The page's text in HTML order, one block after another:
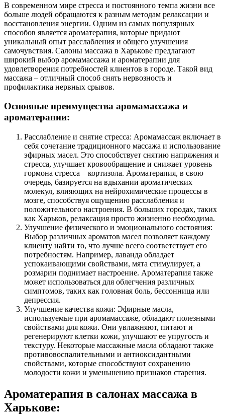
В современном мире стресса и постоянного темпа жизни все
больше людей обращаются к разным методам релаксации и
восстановления энергии. Одним из самых популярных
способов является ароматерапия, которые придают
уникальный опыт расслабления и общего улучшения
самочувствия. Салоны массажа в Харькове предлагают
широкий выбор аромамассажа и ароматерапии для
удовлетворения потребностей клиентов в городе. Такой вид
массажа – отличный способ снять нервозность и
профилактика нервных срывов.
Основные преимущества аромамассажа и
ароматерапии:
Расслабление и снятие стресса: Аромамассаж включает в
себя сочетание традиционного массажа и использование
эфирных масел. Это способствует снятию напряжения и
стресса, улучшает кровообращение и снижает уровень
гормона стресса – кортизола. Ароматерапия, в свою
очередь, базируется на вдыхании ароматических
молекул, влияющих на нейрохимические процессы в
мозге, способствуя ощущению расслабления и
положительного настроения. В больших городах, таких
как Харьков, релаксация просто жизненно необходима.
Улучшение физического и эмоционального состояния:
Выбор различных ароматов масел позволяет каждому
клиенту найти то, что лучше всего соответствует его
потребностям. Например, лаванда обладает
успокаивающими свойствами, мята стимулирует, а
розмарин поднимает настроение. Ароматерапия также
может использоваться для облегчения различных
симптомов, таких как головная боль, бессонница или
депрессия.
Улучшение качества кожи: Эфирные масла,
используемые при аромамассаже, обладают полезными
свойствами для кожи. Они увлажняют, питают и
регенерируют клетки кожи, улучшают ее упругость и
текстуру. Некоторые массажные масла обладают также
противовоспалительными и антиоксидантными
свойствами, которые способствуют сохранению
молодости кожи и уменьшению признаков старения.
Ароматерапия в салонах массажа в
Харькове: